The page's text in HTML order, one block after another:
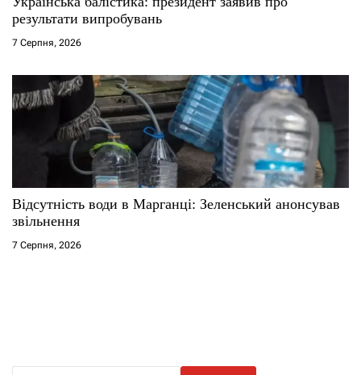
результати випробувань
7 Серпня, 2026
Відсутність води в Марганці: Зеленський анонсував
звільнення
7 Серпня, 2026